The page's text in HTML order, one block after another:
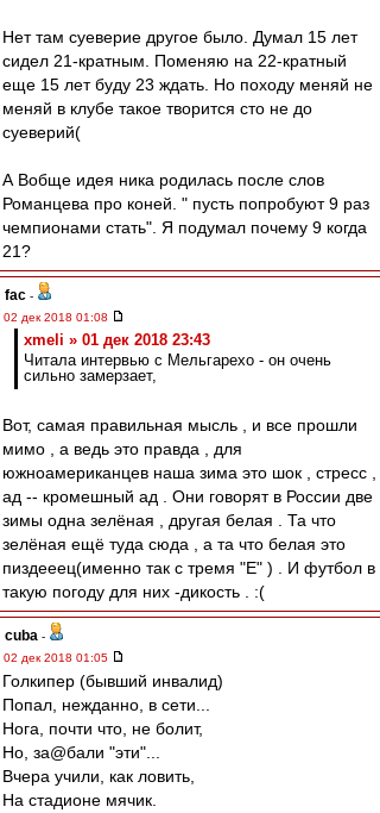
Нет там суеверие другое было. Думал 15 лет
сидел 21-кратным. Поменяю на 22-кратный
еще 15 лет буду 23 ждать. Но походу меняй не
меняй в клубе такое творится сто не до
суеверий(
А Вобще идея ника родилась после слов
Романцева про коней. " пусть попробуют 9 раз
чемпионами стать". Я подумал почему 9 когда
21?
fac -
02 дек 2018 01:08
xmeli » 01 дек 2018 23:43
Читала интервью с Мельгарехо - он очень
сильно замерзает,
Вот, самая правильная мысль , и все прошли
мимо , а ведь это правда , для
южноамериканцев наша зима это шок , стресс ,
ад -- кромешный ад . Они говорят в России две
зимы одна зелёная , другая белая . Та что
зелёная ещё туда сюда , а та что белая это
пиздееец(именно так с тремя "Е" ) . И футбол в
такую погоду для них -дикость . :(
cuba -
02 дек 2018 01:05
Голкипер (бывший инвалид)
Попал, нежданно, в сети...
Нога, почти что, не болит,
Но, за@бали "эти"...
Вчера учили, как ловить,
На стадионе мячик.